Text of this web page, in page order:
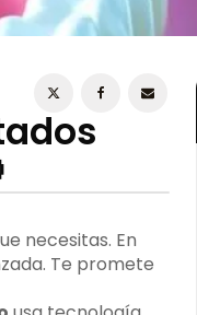
necesitas. En
Te promete